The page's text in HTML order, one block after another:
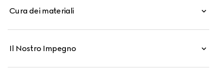
Cura dei materiali
Il Nostro Impegno